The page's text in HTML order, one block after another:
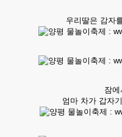
우리딸은 감자
잠
엄마 차가 갑자